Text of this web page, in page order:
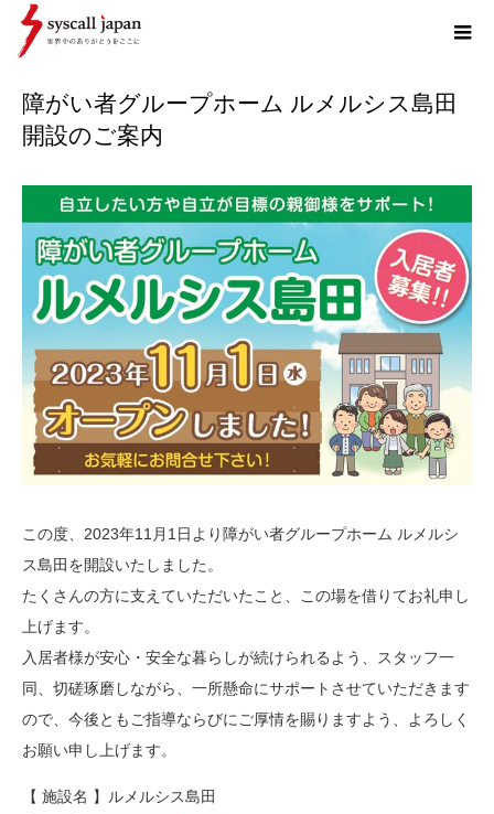
ホーム
お知らせ
障がい者グループホーム ルメルシス島田
開設のご案内
この度、2023年11月1日より障がい者グループホーム ルメルシ
ス島田を開設いたしました。
たくさんの方に支えていただいたこと、この場を借りてお礼申し
上げます。
入居者様が安心・安全な暮らしが続けられるよう、スタッフ一
同、切磋琢磨しながら、一所懸命にサポートさせていただきます
ので、今後ともご指導ならびにご厚情を賜りますよう、よろしく
お願い申し上げます。
【 施設名 】ルメルシス島田